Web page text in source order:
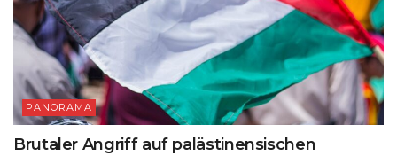
PANORAMA
Brutaler Angriff auf palästinensischen